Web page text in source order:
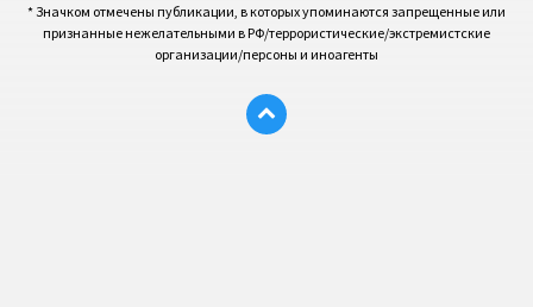
* Значком отмечены публикации, в которых упоминаются запрещенные или
признанные нежелательными в РФ/террористические/экстремистские
организации/персоны и иноагенты